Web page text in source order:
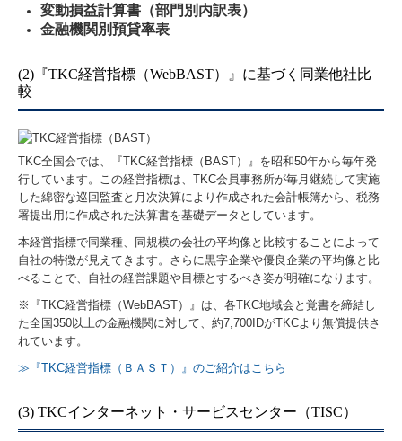
変動損益計算書（部門別内訳表）
金融機関別預貸率表
(2)『TKC経営指標（WebBAST）』に基づく同業他社比
較
TKC全国会では、『TKC経営指標（BAST）』を昭和50年から毎年発
行しています。この経営指標は、TKC会員事務所が毎月継続して実施
した綿密な巡回監査と月次決算により作成された会計帳簿から、税務
署提出用に作成された決算書を基礎データとしています。
本経営指標で同業種、同規模の会社の平均像と比較することによって
自社の特徴が見えてきます。さらに黒字企業や優良企業の平均像と比
べることで、自社の経営課題や目標とするべき姿が明確になります。
※『TKC経営指標（WebBAST）』は、各TKC地域会と覚書を締結し
た全国350以上の金融機関に対して、約7,700IDがTKCより無償提供さ
れています。
≫『TKC経営指標（ＢＡＳＴ）』のご紹介はこちら
(3) TKCインターネット・サービスセンター（TISC）